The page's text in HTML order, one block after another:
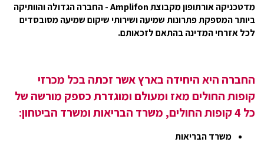
מדטכניקה אורתופון מקבוצת Amplifon - החברה הגדולה והוותיקה
ביותר המספקת פתרונות שמיעה ושירותי שיקום שמיעה מסובסדים
לכל אזרחי המדינה בהתאם לזכאותם.
החברה היא היחידה בארץ אשר זכתה בכל מכרזי
קופות החולים מאז ומעולם ומוגדרת כספק מורשה של
כל 4 קופות החולים, משרד הבריאות ומשרד הביטחון:
משרד הבריאות